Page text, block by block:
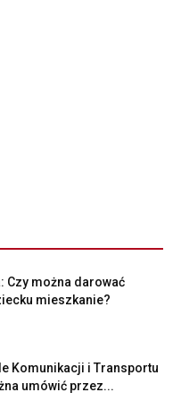
Czy można darować
mieszkanie?
Komunikacji i Transportu
umówić przez...